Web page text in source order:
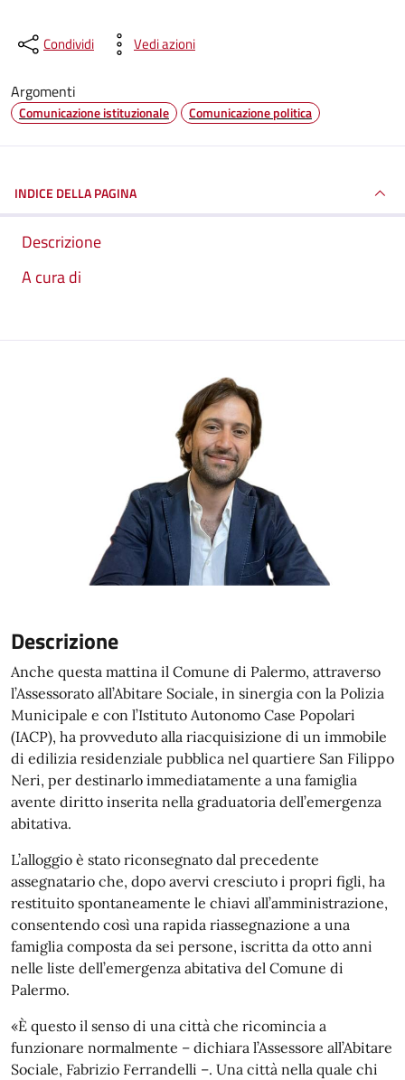
Condividi Vedi azioni
Argomenti
Comunicazione istituzionale Comunicazione politica
INDICE DELLA PAGINA
Descrizione
A cura di
Descrizione
Anche questa mattina il Comune di Palermo, attraverso
l’Assessorato all’Abitare Sociale, in sinergia con la Polizia
Municipale e con l’Istituto Autonomo Case Popolari
(IACP), ha provveduto alla riacquisizione di un immobile
di edilizia residenziale pubblica nel quartiere San Filippo
Neri, per destinarlo immediatamente a una famiglia
avente diritto inserita nella graduatoria dell’emergenza
abitativa.
L’alloggio è stato riconsegnato dal precedente
assegnatario che, dopo avervi cresciuto i propri figli, ha
restituito spontaneamente le chiavi all’amministrazione,
consentendo così una rapida riassegnazione a una
famiglia composta da sei persone, iscritta da otto anni
nelle liste dell’emergenza abitativa del Comune di
Palermo.
«È questo il senso di una città che ricomincia a
funzionare normalmente – dichiara l’Assessore all’Abitare
Sociale, Fabrizio Ferrandelli –. Una città nella quale chi